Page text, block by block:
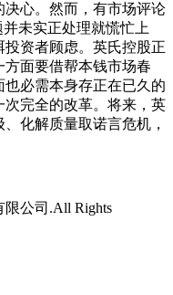
心。然而，有市场评论
未实正处理就慌忙上
资者顾虑。英氏控股正
面要借帮本钱市场春
必需本身存正在已久的
完全的改革。将来，英
化解质量取诺言危机，
限公司.All Rights